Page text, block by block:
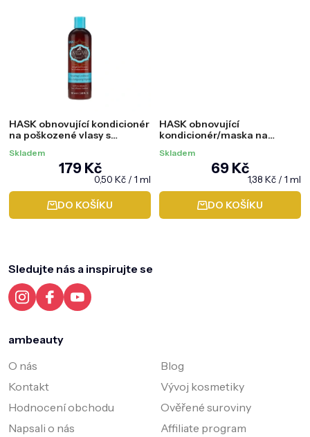
5,0
z
5
hvězdiček.
HASK obnovující kondicionér
na poškozené vlasy s
Skladem
179 Kč
Měrná
cena:
0,50 Kč / 1 ml
DO KOŠÍKU
HASK obnovující
kondicionér/maska na
arganovým olejem, 50 ml
Skladem
69 Kč
Měrná
cena:
1,38 Kč / 1 ml
DO KOŠÍKU
Sledujte nás a inspirujte se
ambeauty
O nás
Kontakt
Hodnocení obchodu
Napsali o nás
Blog
Vývoj kosmetiky
Ověřené suroviny
Affiliate program